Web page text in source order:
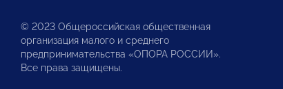
© 2023 Общероссийская общественная
организация малого и среднего
предпринимательства «ОПОРА РОССИИ».
Все права защищены.